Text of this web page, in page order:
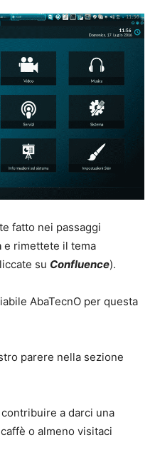
fatto nei passaggi
e rimettete il tema
su Confluence).
AbaTecnO per questa
parere nella sezione
a darci una
o almeno visitaci